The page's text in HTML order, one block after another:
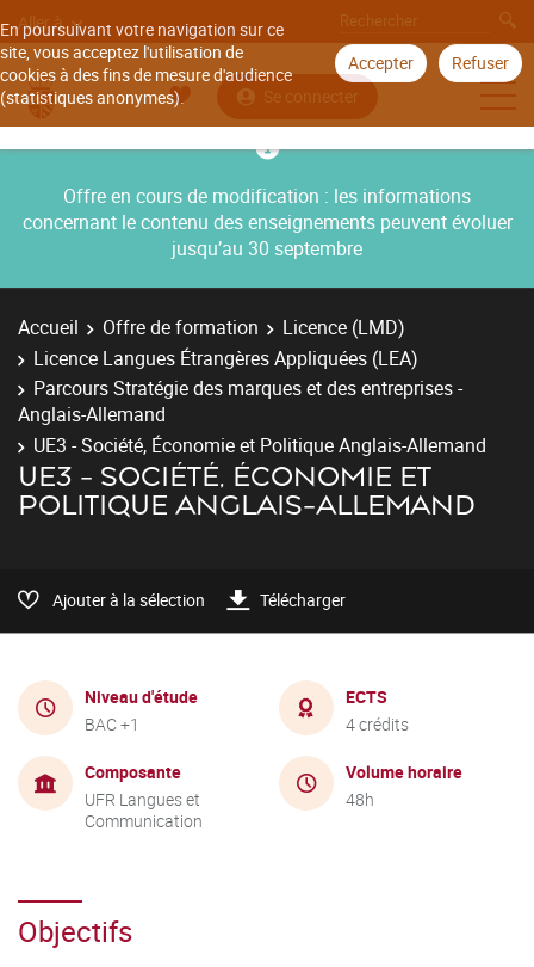
En poursuivant votre navigation sur ce
site, vous acceptez l'utilisation de
cookies à des fins de mesure d'audience
(statistiques anonymes).
Accepter Refuser
Aller à
Se connecter
Offre en cours de modification : les informations
concernant le contenu des enseignements peuvent évoluer
jusqu’au 30 septembre
Accueil Offre de formation
Licence (LMD)
Licence Langues Étrangères Appliquées (LEA)
Parcours Stratégie des marques et des entreprises -
Anglais-Allemand
UE3 - Société, Économie et Politique Anglais-Allemand
UE3 - SOCIÉTÉ, ÉCONOMIE ET
POLITIQUE ANGLAIS-ALLEMAND
Ajouter à la sélection Télécharger
Niveau d'étude
BAC +1
ECTS
4 crédits
Composante
UFR Langues et
Communication
Volume horaire
48h
Objectifs